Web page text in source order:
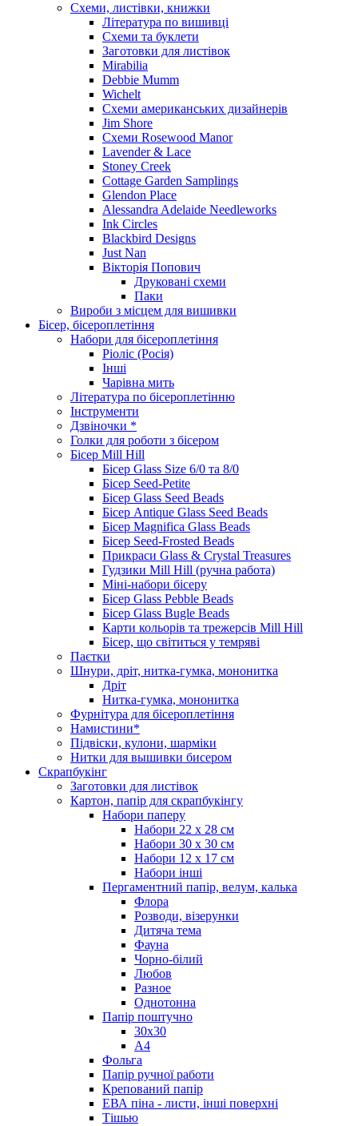
Схеми, листівки, книжки
Література по вишивці
Схеми та буклети
Заготовки для листівок
Mirabilia
Debbie Mumm
Wichelt
Схеми американських дизайнерів
Jim Shore
Cхеми Rosewood Manor
Lavender & Lace
Stoney Creek
Cottage Garden Samplings
Glendon Place
Alessandra Adelaide Needleworks
Ink Circles
Blackbird Designs
Just Nan
Вікторія Попович
Друковані схеми
Паки
Вироби з місцем для вишивки
Бісер, бісероплетіння
Набори для бісероплетіння
Ріоліс (Росія)
Інші
Чарівна мить
Література по бісероплетінню
Інструменти
Дзвіночки *
Голки для роботи з бісером
Бісер Mill Hill
Бісер Glass Size 6/0 та 8/0
Бісер Seed-Petite
Бісер Glass Seed Beads
Бісер Antique Glass Seed Beads
Бісер Magnifica Glass Beads
Бісер Seed-Frosted Beads
Прикраси Glass & Crystal Treasures
Гудзики Mill Hill (ручна работа)
Міні-набори бісеру
Бісер Glass Pebble Beads
Бісер Glass Bugle Beads
Карти кольорів та трежерсів Mill Hill
Бісер, що світиться у темряві
Паєтки
Шнури, дріт, нитка-гумка, мононитка
Дріт
Нитка-гумка, мононитка
Фурнітура для бісероплетіння
Намистини*
Підвіски, кулони, шарміки
Нитки для вышивки бисером
Скрапбукінг
Заготовки для листівок
Картон, папір для скрапбукінгу
Набори паперу
Набори 22 х 28 см
Набори 30 х 30 см
Набори 12 х 17 см
Набори інші
Пергаментний папір, велум, калька
Флора
Розводи, візерунки
Дитяча тема
Фауна
Чорно-білий
Любов
Разное
Однотонна
Папір поштучно
30х30
А4
Фольга
Папір ручної работи
Крепований папір
ЕВА піна - листи, інші поверхні
Тішью